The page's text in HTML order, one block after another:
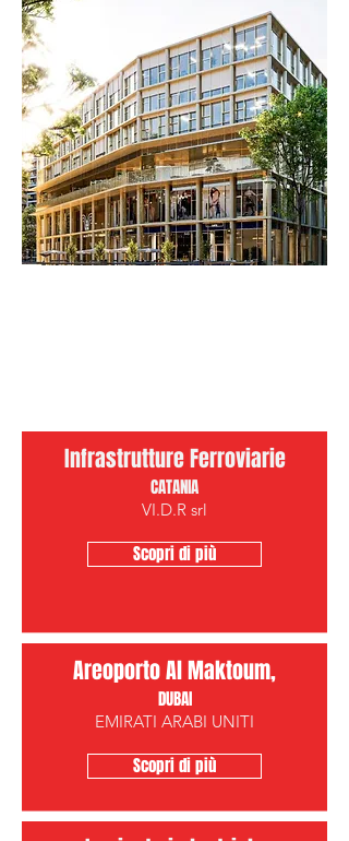
Infrastrutture Ferroviarie
CATANIA
VI.D.R srl
Scopri di più
Areoporto Al Maktoum,
DUBAI
EMIRATI ARABI UNITI
Scopri di più